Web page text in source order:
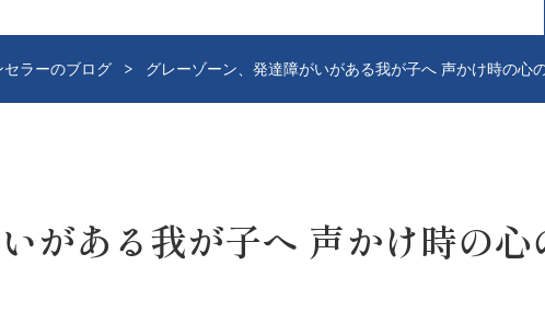
ラーのブログ グレーゾーン、発達障がいがある我が子へ 声かけ時の心
がある我が子へ 声かけ時の心